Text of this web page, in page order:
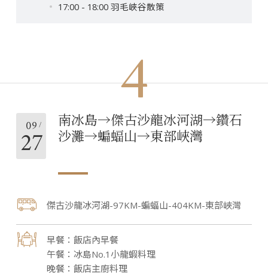
17:00 - 18:00 羽毛峽谷散策
4
09
27
南冰島→傑古沙龍冰河湖→鑽石
沙灘→蝙蝠山→東部峽灣
傑古沙龍冰河湖-97KM-蝙蝠山-404KM-東部峽灣
飯店內早餐
冰島No.1小龍蝦料理
飯店主廚料理